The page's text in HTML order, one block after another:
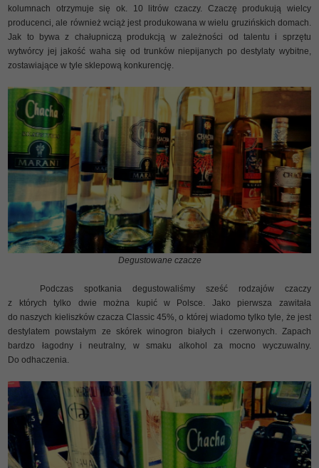
kolumnach otrzymuje się ok. 10 litrów czaczy. Czaczę produkują wielcy
producenci, ale również wciąż jest produkowana w wielu gruzińskich domach.
Jak to bywa z chałupniczą produkcją w zależności od talentu i sprzętu
wytwórcy jej jakość waha się od trunków niepijanych po destylaty wybitne,
zostawiające w tyle sklepową konkurencję.
Degustowane czacze
Podczas spotkania degustowaliśmy sześć rodzajów czaczy
z których tylko dwie można kupić w Polsce. Jako pierwsza zawitała
do naszych kieliszków czacza Classic 45%, o której wiadomo tylko tyle, że jest
destylatem powstałym ze skórek winogron białych i czerwonych. Zapach
bardzo łagodny i neutralny, w smaku alkohol za mocno wyczuwalny.
Do odhaczenia.